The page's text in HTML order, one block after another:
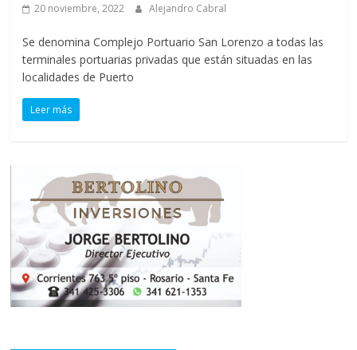
20 noviembre, 2022 Alejandro Cabral
Se denomina Complejo Portuario San Lorenzo a todas las
terminales portuarias privadas que están situadas en las
localidades de Puerto
Leer más